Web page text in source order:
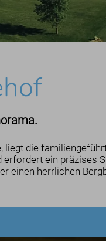
liegt die
ein präzises
einen herrlichen